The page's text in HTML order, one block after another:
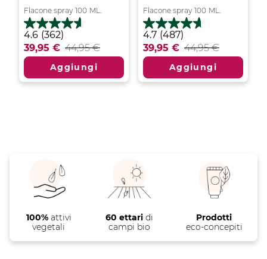
Flacone spray 100 ML.
4.6 (362)
4.6
su
5
362
recensioni
39,95 € 44,95 €
Aggiungi
Flacone spray 100 ML.
4.7 (487)
4.7
su
5
487
recensioni
39,95 € 44,95 €
Aggiungi
100%attivi
vegetali
60 ettaridi
campi bio
Prodotti
eco-concepiti